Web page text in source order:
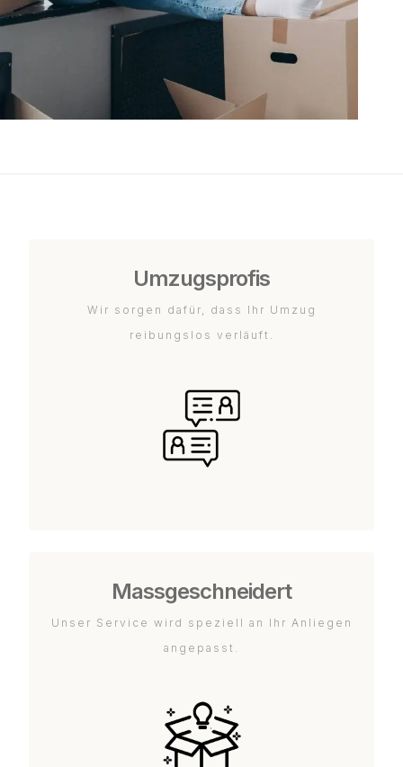
Umzugsprofis
Wir sorgen dafür, dass Ihr Umzug
reibungslos verläuft.
Massgeschneidert
Unser Service wird speziell an Ihr Anliegen
angepasst.